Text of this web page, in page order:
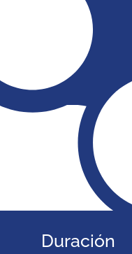
Duración